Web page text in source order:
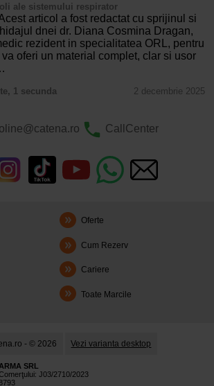
ale sistemului respirator
articol a fost redactat cu sprijinul si
dnei dr. Diana Cosmina Dragan,
rezident in specialitatea ORL, pentru
va oferi un material complet, clar si usor
1 secunda 2 decembrie 2025
CallCenter
Oferte
Cum Rezerv
Cariere
Toate Marcile
- © 2026 Vezi varianta desktop
SRL
J03/2710/2023